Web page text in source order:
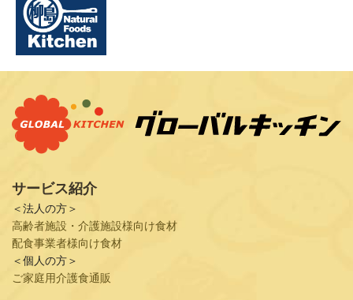
サービス紹介
＜法人の方＞
高齢者施設・介護施設様向け食材
配食事業者様向け食材
＜個人の方＞
ご家庭用介護食通販